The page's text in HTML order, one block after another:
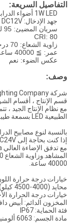
التفاصيل السريعة:
1W LED أضواء الدرابزين
جهد الإدخال: DC12V
سريان المضيئ: 95 لومن
CRI: 80
زاوية الشعاع: 70 درجة
عمر: ≧ 40000 ساعة
عكس الضوء: نعم
وصف:
قسم الإنتاج ، أقسام
الطبيعية LED بسمعة طيبة في جميع أنحاء العالم.
إذا كنت بحاجة إلى DC24V أو غيرها ، فيمكننا أيضًا صنعها.
المشاهد.وزاوية الشعاع 70 درجة.عمر أكثر من
40000 ساعة.
محايد (4000-4500 كيلو) ، أبيض بارد (6000-6500 كيلو)
خيارات درجة الحرارة
المخزون الدائم: أبيض
فئة الحماية: IP67
مادة الجسم: 6063 ألومنيوم